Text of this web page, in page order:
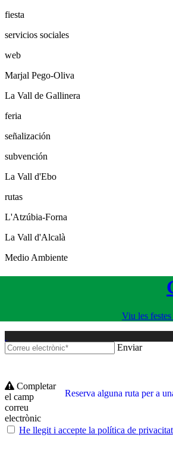
fiesta
servicios sociales
web
Marjal Pego-Oliva
La Vall de Gallinera
feria
señalización
subvención
La Vall d'Ebo
rutas
L'Atzúbia-Forna
La Vall d'Alcalà
Medio Ambiente
Viu les
Reserva alguna ruta per a
Enviar
Completar
el camp
correu
electrònic
He llegit i accepte la política de privacitat